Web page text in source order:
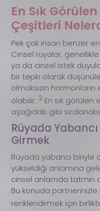
En Sık
Çeşitleri
Pek çok insan benzer
Cinsel rüyalar,
ya da cinsel istek
bir tepki olarak
olmaksızın
olabilir. 2 En sık
aşağıdaki gibi
Rüyada
Girmek
Rüyada yabancı biriyle
yükseldiği anlamına
cinsel anlamda tatmin
Bu konuda partnerinizle
renklendirmek için